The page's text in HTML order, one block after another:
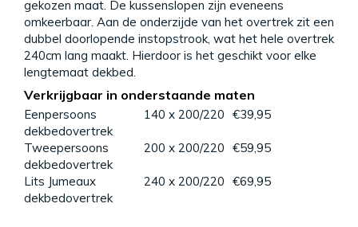
gekozen maat. De kussenslopen zijn eveneens
omkeerbaar. Aan de onderzijde van het overtrek zit een
dubbel doorlopende instopstrook, wat het hele overtrek
240cm lang maakt. Hierdoor is het geschikt voor elke
lengtemaat dekbed.
Verkrijgbaar in onderstaande maten
Eenpersoons
dekbedovertrek
140 x 200/220 €39,95
Tweepersoons
dekbedovertrek
200 x 200/220 €59,95
Lits Jumeaux
dekbedovertrek
240 x 200/220 €69,95